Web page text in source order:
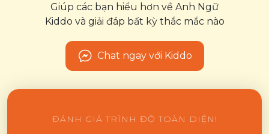
Giúp các bạn hiểu hơn về Anh Ngữ
Kiddo và giải đáp bất kỳ thắc mắc nào
Chat ngay với Kiddo
ĐÁNH GIÁ TRÌNH ĐỘ TOÀN DIỆN!